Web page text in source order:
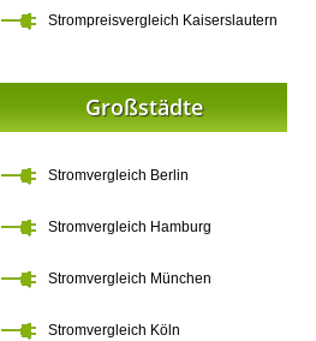
Strompreisvergleich Kaiserslautern
Großstädte
Stromvergleich Berlin
Stromvergleich Hamburg
Stromvergleich München
Stromvergleich Köln